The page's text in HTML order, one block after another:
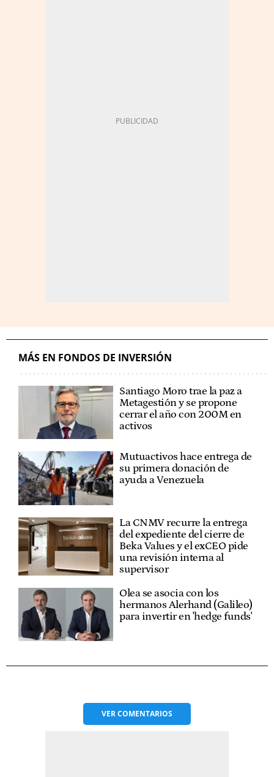
MÁS EN FONDOS DE INVERSIÓN
Santiago Moro trae la paz a
Metagestión y se propone
cerrar el año con 200M en
activos
Mutuactivos hace entrega de
su primera donación de
ayuda a Venezuela
La CNMV recurre la entrega
del expediente del cierre de
Beka Values y el exCEO pide
una revisión interna al
supervisor
Olea se asocia con los
hermanos Alerhand (Galileo)
para invertir en 'hedge funds'
VERCOMENTARIOS